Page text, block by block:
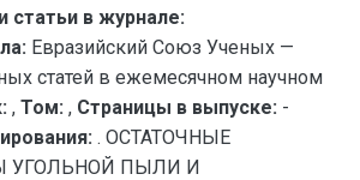
статьи в журнале:
Евразийский Союз Ученых —
статей в ежемесячном научном
, Том: , Страницы в выпуске: -
. ОСТАТОЧНЫЕ
УГОЛЬНОЙ ПЫЛИ И